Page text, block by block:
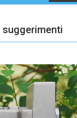
suggerimenti